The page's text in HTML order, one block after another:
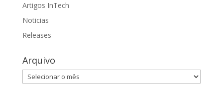
Artigos InTech
Noticias
Releases
Arquivo
Arquivo